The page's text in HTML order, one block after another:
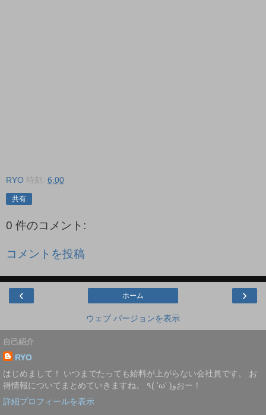
RYO 時刻: 6:00
共有
0 件のコメント:
コメントを投稿
‹ ›
ホーム
ウェブ バージョンを表示
自己紹介
RYO
はじめまして！ いつまでたっても給料が上がらない会社員です。 お
得情報についてまとめていきますね。 ٩( 'ω' )وおー！
詳細プロフィールを表示